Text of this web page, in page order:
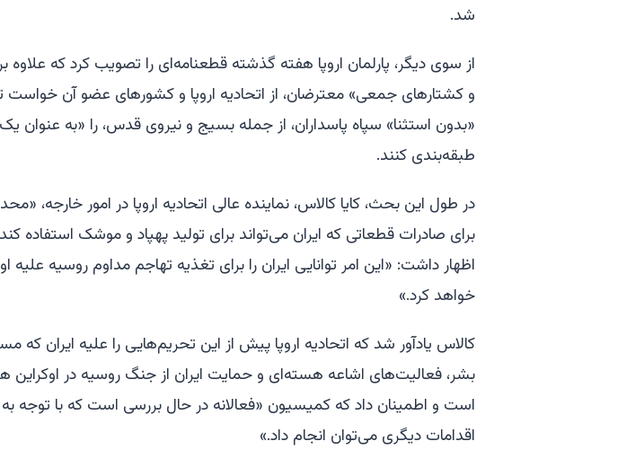
شد.
از سوی دیگر، پارلمان اروپا هفته گذشته قطعنامه‌ای را تصویب کرد که
و کشتارهای جمعی» معترضان، از اتحادیه اروپا و کشورهای عضو آن خواست
«بدون استثنا» سپاه پاسداران، از جمله بسیج و نیروی قدس، را «به عنوان
طبقه‌بندی کنند.
در طول این بحث، کایا کالاس، نماینده عالی اتحادیه اروپا در امور خارجه،
برای صادرات قطعاتی که ایران می‌تواند برای تولید پهپاد و موشک استفاده
اظهار داشت: «این امر توانایی ایران را برای تغذیه تهاجم مداوم روسیه علیه
خواهد کرد.»
کالاس یادآور شد که اتحادیه اروپا پیش از این تحریم‌هایی را علیه ایران
بشر، فعالیت‌های اشاعه هسته‌ای و حمایت ایران از جنگ روسیه در اوکراین
است و اطمینان داد که کمیسیون «فعالانه در حال بررسی است که با توجه
اقدامات دیگری می‌توان انجام داد.»